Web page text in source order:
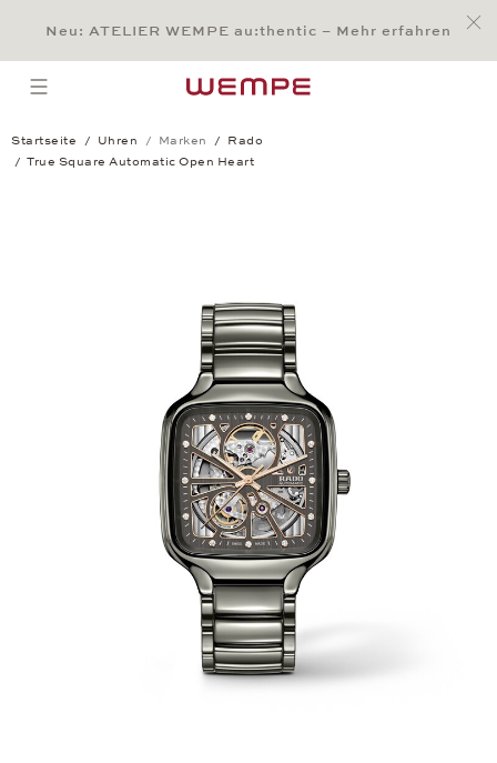
Main Content
Main Menu
Search
Footer
Neu: ATELIER WEMPE au:thentic – Mehr erfahren
open menu
Startseite Uhren Marken
Rado
True Square Automatic Open Heart